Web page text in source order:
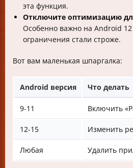
эта функция.
Отключите оптимизацию
Особенно важно на Android
ограничения стали строже.
Вот вам маленькая шпаргалка:
Android версия Что делать
9-11 Включить
12-15 Изменить
Любая Удалить